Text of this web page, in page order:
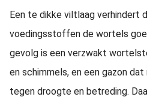
Een te dikke viltlaag verhindert
voedingsstoffen de wortels
gevolg is een verzwakt
en schimmels, en een gazon
tegen droogte en betreding.